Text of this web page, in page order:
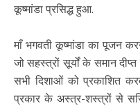
कूष्मांडा प्रसिद्ध हुआ.
माँ भगवती कूष्मांडा का पूजन
जो सहस्त्रों सूर्यों के समान
सभी दिशाओं को प्रकाशित
प्रकार के अस्त्र-शस्त्रों से